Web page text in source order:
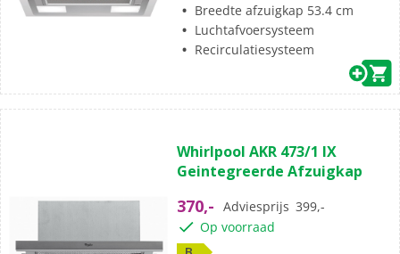
Breedte afzuigkap 53.4 cm
Luchtafvoersysteem
Recirculatiesysteem
Whirlpool AKR 473/1 IX
Geintegreerde Afzuigkap
370,- Adviesprijs 399,-
Op voorraad